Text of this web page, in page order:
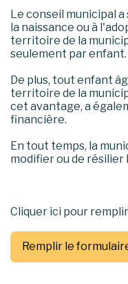
Le conseil municipal
la naissance ou à
territoire de la
seulement par enfant.
De plus, tout enfant
territoire de la
cet avantage, a
financière.
En tout temps, la
modifier ou de
Cliquer ici pour
Remplir le